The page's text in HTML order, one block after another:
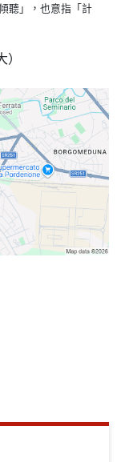
聽」，也意指「計